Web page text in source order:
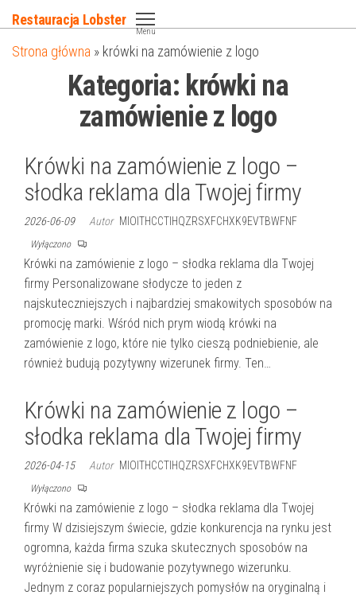
do
treści
Restauracja Lobster
Menu
Strona główna » krówki na zamówienie z logo
Kategoria: krówki na
zamówienie z logo
Krówki na zamówienie z logo –
słodka reklama dla Twojej firmy
2026-06-09 Autor MIOITHCCTIHQZRSXFCHXK9EVTBWFNF
Wyłączono
Krówki na zamówienie z logo – słodka reklama dla Twojej
firmy Personalizowane słodycze to jeden z
najskuteczniejszych i najbardziej smakowitych sposobów na
promocję marki. Wśród nich prym wiodą krówki na
zamówienie z logo, które nie tylko cieszą podniebienie, ale
również budują pozytywny wizerunek firmy. Ten…
Krówki na zamówienie z logo –
słodka reklama dla Twojej firmy
2026-04-15 Autor MIOITHCCTIHQZRSXFCHXK9EVTBWFNF
Wyłączono
Krówki na zamówienie z logo – słodka reklama dla Twojej
firmy W dzisiejszym świecie, gdzie konkurencja na rynku jest
ogromna, każda firma szuka skutecznych sposobów na
wyróżnienie się i budowanie pozytywnego wizerunku.
Jednym z coraz popularniejszych pomysłów na oryginalną i